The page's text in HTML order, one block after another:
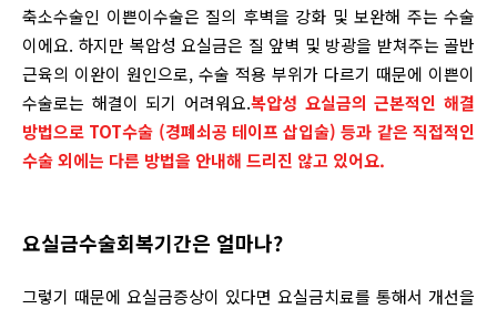
축소수술인 이쁜이수술은 질의 후벽을 강화 및 보완해 주는 수술
이에요. 하지만 복압성 요실금은 질 앞벽 및 방광을 받쳐주는 골반
근육의 이완이 원인으로, 수술 적용 부위가 다르기 때문에 이쁜이
수술로는 해결이 되기 어려워요.복압성 요실금의 근본적인 해결
방법으로 TOT수술 (경폐쇠공 테이프 삽입술) 등과 같은 직접적인
수술 외에는 다른 방법을 안내해 드리진 않고 있어요.
요실금수술회복기간은 얼마나?
그렇기 때문에 요실금증상이 있다면 요실금치료를 통해서 개선을